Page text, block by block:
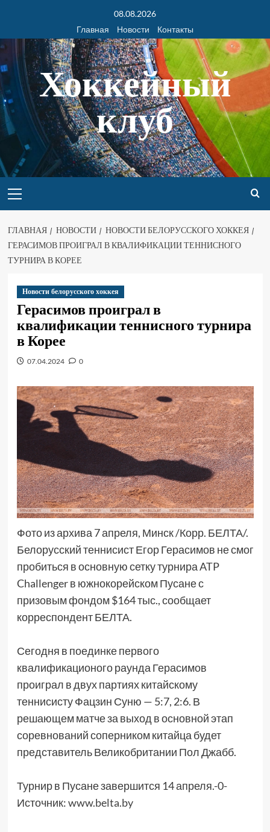
08.08.2026
Главная
Новости Контакты
Хоккейный
клуб
ГЛАВНАЯ НОВОСТИ
НОВОСТИ БЕЛОРУССКОГО ХОККЕЯ
ГЕРАСИМОВ ПРОИГРАЛ В КВАЛИФИКАЦИИ ТЕННИСНОГО
ТУРНИРА В КОРЕЕ
Новости белорусского хоккея
Герасимов проиграл в
квалификации теннисного турнира
в Корее
07.04.2024 0
Фото из архива 7 апреля, Минск /Корр. БЕЛТА/.
Белорусский теннисист Егор Герасимов не смог
пробиться в основную сетку турнира ATP
Challenger в южнокорейском Пусане с
призовым фондом $164 тыс., сообщает
корреспондент БЕЛТА.
Сегодня в поединке первого
квалификационого раунда Герасимов
проиграл в двух партиях китайскому
теннисисту Фацзин Суню — 5:7, 2:6. В
решающем матче за выход в основной этап
соревнований соперником китайца будет
представитель Великобритании Пол Джабб.
Турнир в Пусане завершится 14 апреля.-0-
Источник:www.belta.by